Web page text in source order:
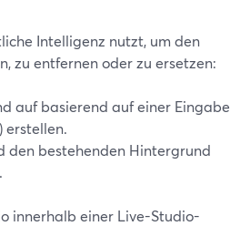
Intelligenz nutzt, um den
zu entfernen oder zu ersetzen:
auf basierend auf einer Eingabe
erstellen.
den bestehenden Hintergrund
innerhalb einer Live-Studio-